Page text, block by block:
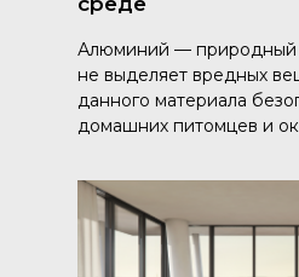
Алюминий — природный
не выделяет вредных
данного материала
домашних питомцев и